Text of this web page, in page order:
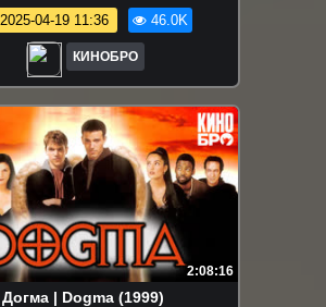
2025-04-19 11:36 46.0K
КИНОБРО
2:08:16
Догма | Dogma (1999)